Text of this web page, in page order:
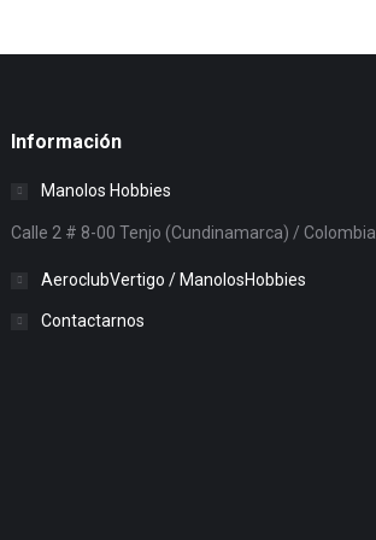
Información
Manolos Hobbies
Calle 2 # 8-00 Tenjo (Cundinamarca) / Colombia
AeroclubVertigo / ManolosHobbies
Contactarnos